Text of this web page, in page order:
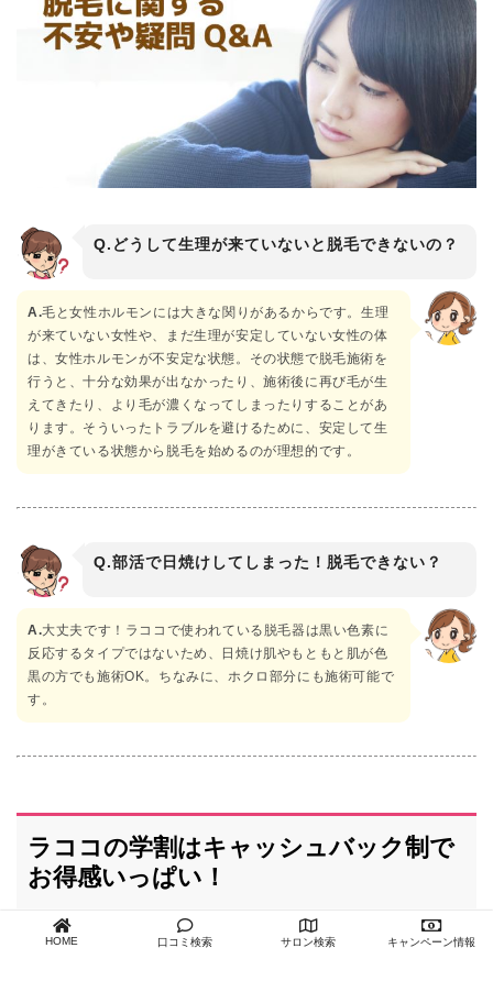
Q.どうして生理が来ていないと脱毛できないの？
A.毛と女性ホルモンには大きな関りがあるからです。生理
が来ていない女性や、まだ生理が安定していない女性の体
は、女性ホルモンが不安定な状態。その状態で脱毛施術を
行うと、十分な効果が出なかったり、施術後に再び毛が生
えてきたり、より毛が濃くなってしまったりすることがあ
ります。そういったトラブルを避けるために、安定して生
理がきている状態から脱毛を始めるのが理想的です。
Q.部活で日焼けしてしまった！脱毛できない？
A.大丈夫です！ラココで使われている脱毛器は黒い色素に
反応するタイプではないため、日焼け肌やもともと肌が色
黒の方でも施術OK。ちなみに、ホクロ部分にも施術可能で
す。
ラココの学割はキャッシュバック制で
お得感いっぱい！
HOME 口コミ検索 サロン検索 キャンペーン情報